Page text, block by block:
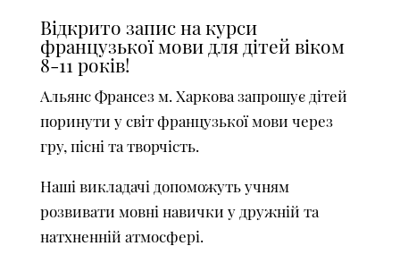
Відкрито запис на курси
французької мови для дітей віком
8-11 років!
Альянс Франсез м. Харкова запрошує дітей
поринути у світ французької мови через
гру, пісні та творчість.
Наші викладачі допоможуть учням
розвивати мовні навички у дружній та
натхненній атмосфері.